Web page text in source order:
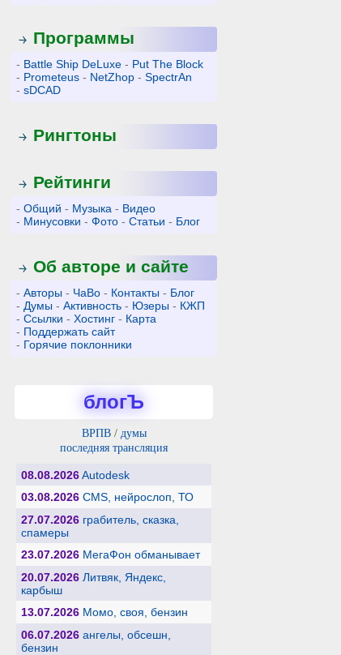
Программы
- Battle Ship DeLuxe - Put The Block
- Prometeus - NetZhop -SpectrAn
-sDCAD
Рингтоны
Рейтинги
-Общий - Музыка - Видео
- Минусовки -Фото -Статьи - Блог
Об авторе и сайте
-Авторы - ЧаВо - Контакты - Блог
- Думы -Активность - Юзеры - КЖП
-Ссылки -Хостинг - Карта
- Поддержать сайт
- Горячие поклонники
блогЪ
ВРПВ/ думы
последняя трансляция
08.08.2026Autodesk
03.08.2026 CMS, нейрослоп, ТО
27.07.2026 грабитель, сказка,
спамеры
23.07.2026 МегаФон обманывает
20.07.2026 Литвяк, Яндекс,
карбыш
13.07.2026 Момо, своя, бензин
06.07.2026 ангелы, обсешн,
бензин